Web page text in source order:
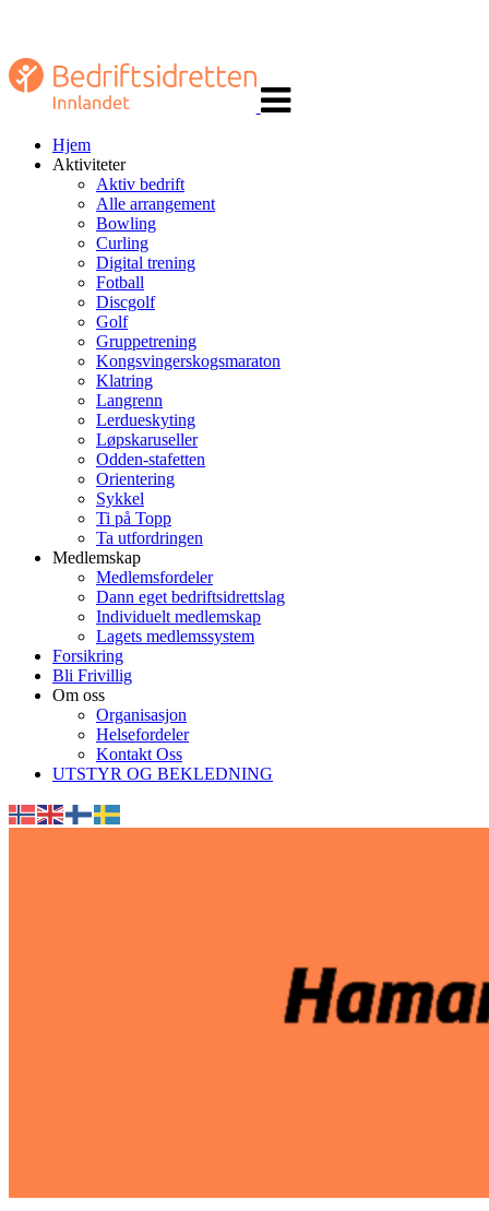
navigasjon
Hjem
Aktiviteter
Aktiv bedrift
Alle arrangement
Bowling
Curling
Digital trening
Fotball
Discgolf
Golf
Gruppetrening
Kongsvingerskogsmaraton
Klatring
Langrenn
Lerdueskyting
Løpskaruseller
Odden-stafetten
Orientering
Sykkel
Ti på Topp
Ta utfordringen
Medlemskap
Medlemsfordeler
Dann eget bedriftsidrettslag
Individuelt medlemskap
Lagets medlemssystem
Forsikring
Bli Frivillig
Om oss
Organisasjon
Helsefordeler
Kontakt Oss
UTSTYR OG BEKLEDNING